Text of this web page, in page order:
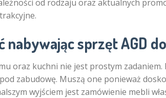
od rodzaju oraz aktualnych
nabywając sprzęt AGD
oraz kuchni nie jest prostym
zabudowę. Muszą one ponieważ
wyjściem jest zamówienie mebli